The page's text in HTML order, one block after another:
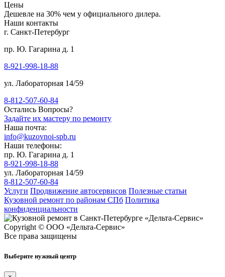
Цены
Дешевле на 30% чем у официального дилера.
Наши контакты
г. Санкт-Петербург
пр. Ю. Гагарина д. 1
8-921-998-18-88
ул. Лабораторная 14/59
8-812-507-60-84
Остались Вопросы?
Задайте их мастеру по ремонту
Наша почта:
info@kuzovnoi-spb.ru
Наши телефоны:
пр. Ю. Гагарина д. 1
8-921-998-18-88
ул. Лабораторная 14/59
8-812-507-60-84
Услуги Продвижение автосервисов Полезные статьи
Кузовной ремонт по районам СПб Политика
конфиденциальности
Copyright © ООО «Дельта-Сервис»
Все права защищены
Выберите нужный центр